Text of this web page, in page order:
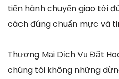
tiến hành chuyển giao tới
cách đúng chuẩn mực và
Thương Mại Dịch Vụ Đặt
chúng tôi không những